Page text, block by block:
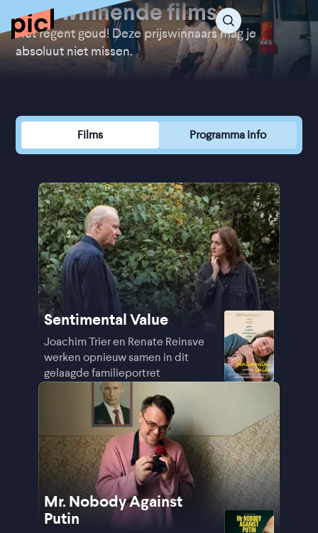
Prijswinnende films
Het regent goud! Deze prijswinnaars mag je
absoluut niet missen.
Films Programma info
Sentimental Value
Joachim Trier en Renate Reinsve
werken opnieuw samen in dit
gelaagde familieportret
Mr. Nobody Against
Putin